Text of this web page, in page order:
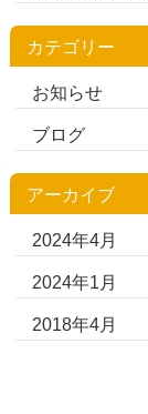
カテゴリー
お知らせ
ブログ
アーカイブ
2024年4月
2024年1月
2018年4月